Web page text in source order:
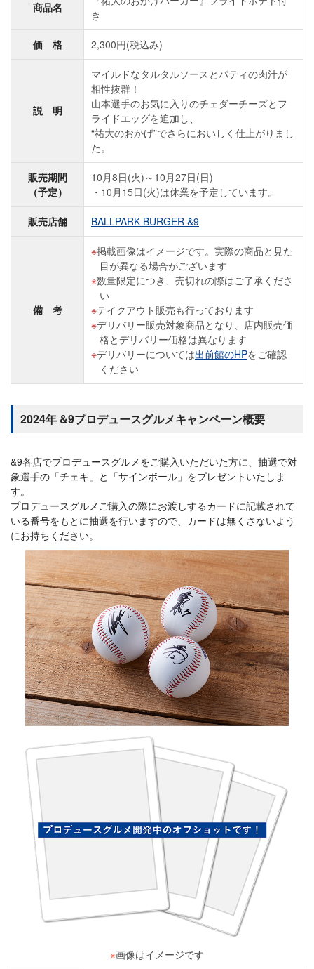
商品名
き
価 格 2,300円(税込み)
説 明
マイルドなタルタルソースとパティの肉汁が
相性抜群！
山本選手のお気に入りのチェダーチーズとフ
ライドエッグを追加し、
“祐大のおかげ”でさらにおいしく仕上がりまし
た。
販売期間
（予定）
10月8日(火)～10月27日(日)
10月15日(火)は休業を予定しています。
販売店舗 BALLPARK BURGER &9
備 考
掲載画像はイメージです。実際の商品と見た
目が異なる場合がございます
数量限定につき、売切れの際はご了承くださ
い
テイクアウト販売も行っております
デリバリー販売対象商品となり、店内販売価
格とデリバリー価格は異なります
デリバリーについては出前館のHPをご確認
ください
2024年 &9プロデュースグルメキャンペーン概要
&9各店でプロデュースグルメをご購入いただいた方に、抽選で対
象選手の「チェキ」と「サインボール」をプレゼントいたしま
す。
プロデュースグルメご購入の際にお渡しするカードに記載されて
いる番号をもとに抽選を行いますので、カードは無くさないよう
にお持ちください。
※画像はイメージです